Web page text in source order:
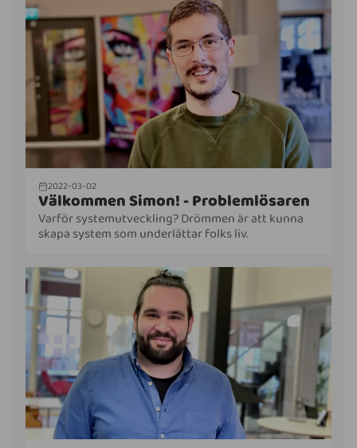
2022-03-02
Välkommen Simon! - Problemlösaren
Varför systemutveckling? Drömmen är att kunna
skapa system som underlättar folks liv.